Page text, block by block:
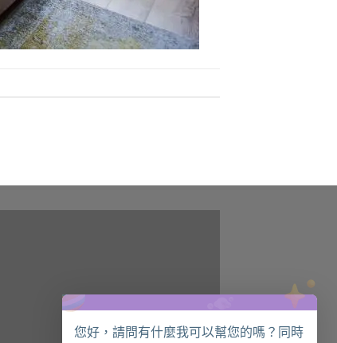
您好，請問有什麼我可以幫您的嗎？同時